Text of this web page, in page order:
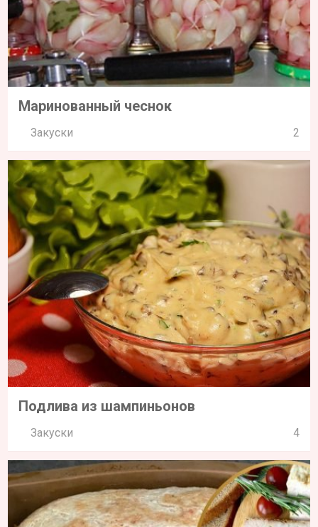
Маринованный чеснок
Закуски 2
Подлива из шампиньонов
Закуски 4